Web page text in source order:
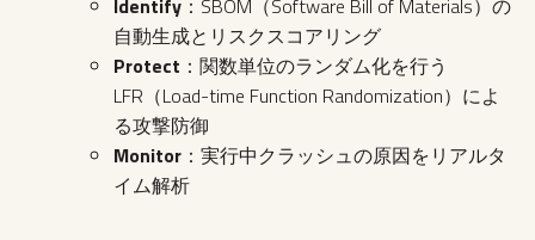
自動生成とリスクスコアリング
Protect ：関数単位のランダム化を行う
LFR（Load-time Function Randomization）によ
る攻撃防御
Monitor ：実行中クラッシュの原因をリアルタ
イム解析